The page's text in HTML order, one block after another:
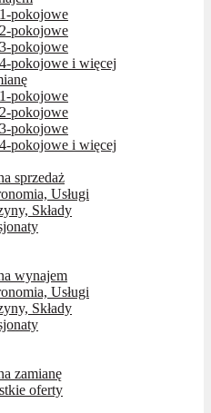
pokojowe
pokojowe
pokojowe
pokojowe i więcej
pokojowe
pokojowe
pokojowe
pokojowe i więcej
sprzedaż
Usługi
Składy
wynajem
Usługi
Składy
zamianę
oferty